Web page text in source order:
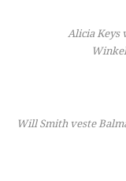
Alicia Keys
Will Smith veste